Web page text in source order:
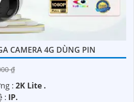
CAMERA 4G DÙNG PIN
₫
: 2K Lite .
: IP.